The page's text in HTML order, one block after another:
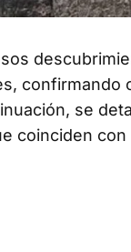
confirmando
se
coinciden